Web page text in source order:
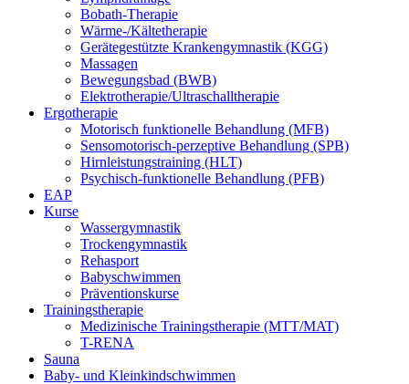
Bobath-Therapie
Wärme-/Kältetherapie
Gerätegestützte Krankengymnastik (KGG)
Massagen
Bewegungsbad (BWB)
Elektrotherapie/Ultraschalltherapie
Ergotherapie
Motorisch funktionelle Behandlung (MFB)
Sensomotorisch-perzeptive Behandlung (SPB)
Hirnleistungstraining (HLT)
Psychisch-funktionelle Behandlung (PFB)
EAP
Kurse
Wassergymnastik
Trockengymnastik
Rehasport
Babyschwimmen
Präventionskurse
Trainingstherapie
Medizinische Trainingstherapie (MTT/MAT)
T-RENA
Sauna
Baby- und Kleinkindschwimmen